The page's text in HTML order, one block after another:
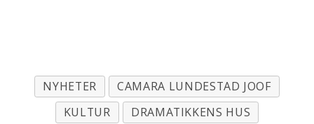
NYHETER
CAMARA LUNDESTAD JOOF
KULTUR
DRAMATIKKENS HUS